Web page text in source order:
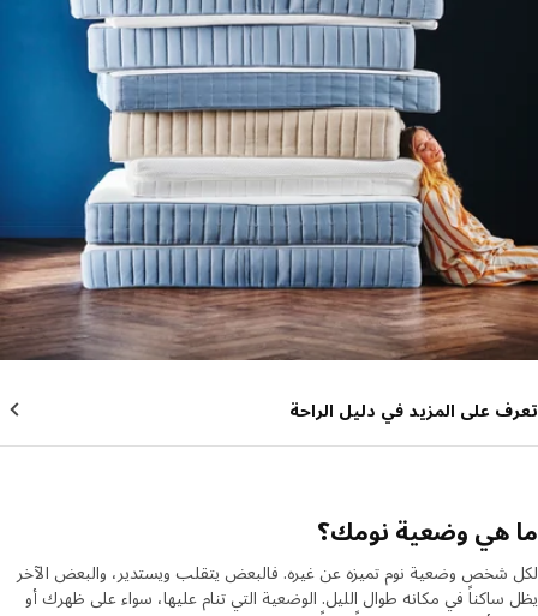
على المزيد في دليل الراحة
هي وضعية نومك؟
شخص وضعية نوم تميزه عن غيره. فالبعض يتقلب ويستدير، والبعض الآخر
في مكانه طوال الليل. الوضعية التي تنام عليها، سواء على ظهرك أو